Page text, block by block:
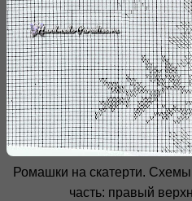
Ромашки на скатерти.
часть: правый